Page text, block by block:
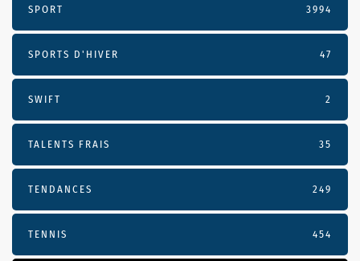
SPORT 3994
SPORTS D'HIVER 47
SWIFT 2
TALENTS FRAIS 35
TENDANCES 249
TENNIS 454